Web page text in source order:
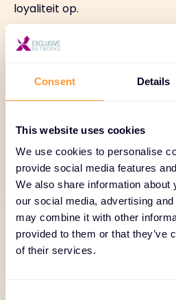
Consent Details
This website uses cookies
We use cookies to personalise
provide social media features
We also share information about
our social media, advertising
may combine it with other
provided to them or that they’ve
of their services.
loyaliteit op.
samenwerking
Gebruikersforums,
netwerkevenementen.